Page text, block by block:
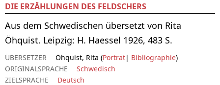
DIE ERZÄHLUNGEN DES FELDSCHERS
Aus dem Schwedischen übersetzt von Rita
Öhquist. Leipzig: H. Haessel 1926, 483 S.
ÜBERSETZER Öhquist, Rita (Porträt| Bibliographie)
ORIGINALSPRACHE
Schwedisch
ZIELSPRACHE
Deutsch